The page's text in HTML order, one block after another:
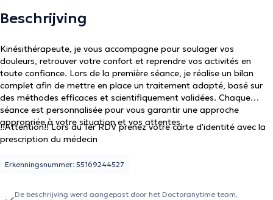
Beschrijving
Kinésithérapeute, je vous accompagne pour soulager vos
douleurs, retrouver votre confort et reprendre vos activités en
toute confiance. Lors de la première séance, je réalise un bilan
complet afin de mettre en place un traitement adapté, basé sur
des méthodes efficaces et scientifiquement validées. Chaque
séance est personnalisée pour vous garantir une approche
appropriée à votre situation et vos attentes.
!!Attention!! Lors du 1er RDV prenez votre carte d'identité avec la
prescription du médecin
Erkenningsnummer: 55169244527
De beschrijving werd aangepast door het Doctoranytime team,